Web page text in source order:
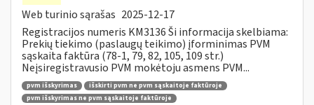
Web turinio sąrašas 2025-12-17
Registracijos numeris KM3136 Ši informacija skelbiama:
Prekių tiekimo (paslaugų teikimo) įforminimas PVM
sąskaita faktūra (78-1, 79, 82, 105, 109 str.)
Neįsiregistravusio PVM mokėtoju asmens PVM...
pvm išskyrimas
išskirti pvm ne pvm sąskaitoje faktūroje
pvm išskyrimas ne pvm sąskaitoje faktūroje